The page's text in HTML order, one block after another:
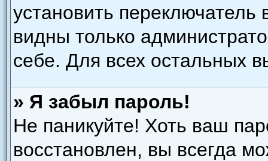
установить
видны только
себе. Для всех остальных
» Я забыл пароль!
Не паникуйте! Хоть ваш
восстановлен, вы всегда